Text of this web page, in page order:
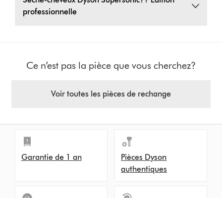
professionnelle
Ce n’est pas la pièce que vous cherchez?
Voir toutes les pièces de rechange
Garantie de 1 an
Pièces Dyson
authentiques